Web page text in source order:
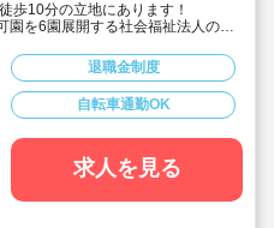
歩10分の立地にあります！
を6園展開する社会福祉法人の求
ており安心です！
給率等、大変充実しており、いつ
人気の園さんです！
間休日数も123日と多いです！
保育士さんの年収が376万円と高
園の場所も福利厚生も全て充実
す！
退職金制度
自転車通勤OK
求人を見る